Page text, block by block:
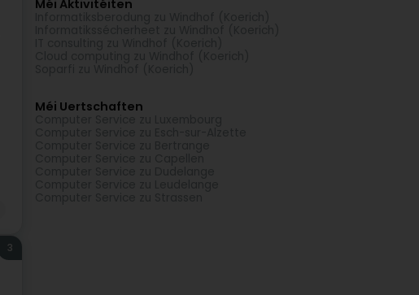
3
Méi Aktivitéiten
Méi Uertschaften